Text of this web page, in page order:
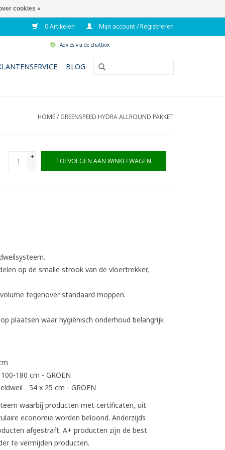
0 Artikelen Mijn account / Registreren
Advies via de chatbox
BLOG
HOME/GREENSPEED HYDRA ALLROUND PAKKET
+
-
TOEVOEGEN AAN WINKELWAGEN
op de smalle strook van de vloertrekker,
tegenover standaard moppen.
plaatsen waar hygiënisch onderhoud belangrijk
180 cm - GROEN
- 54 x 25 cm - GROEN
cookies »